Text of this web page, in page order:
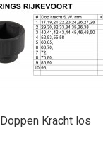
Doppen Kracht los